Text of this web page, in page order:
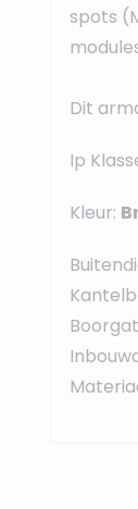
spots
Dit
Ip
Kleur: